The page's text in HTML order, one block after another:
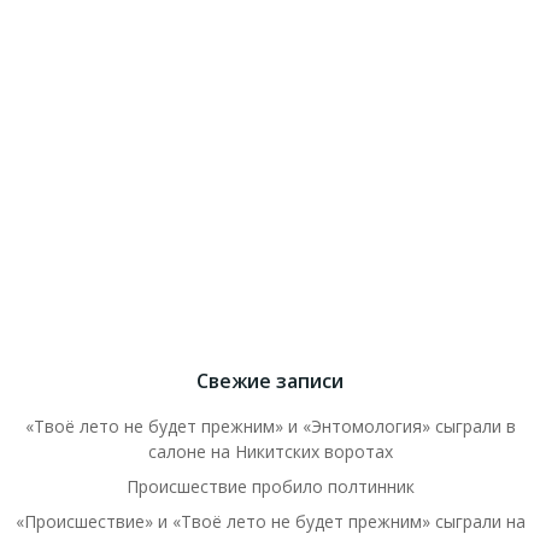
Свежие записи
«Твоё лето не будет прежним» и «Энтомология» сыграли в
салоне на Никитских воротах
Происшествие пробило полтинник
«Происшествие» и «Твоё лето не будет прежним» сыграли на